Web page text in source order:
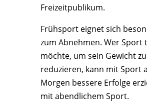
Freizeitpublikum.
Frühsport eignet sich
zum Abnehmen. Wer Sport
möchte, um sein Gewicht zu
reduzieren, kann mit Sport
Morgen bessere Erfolge
mit abendlichem Sport.